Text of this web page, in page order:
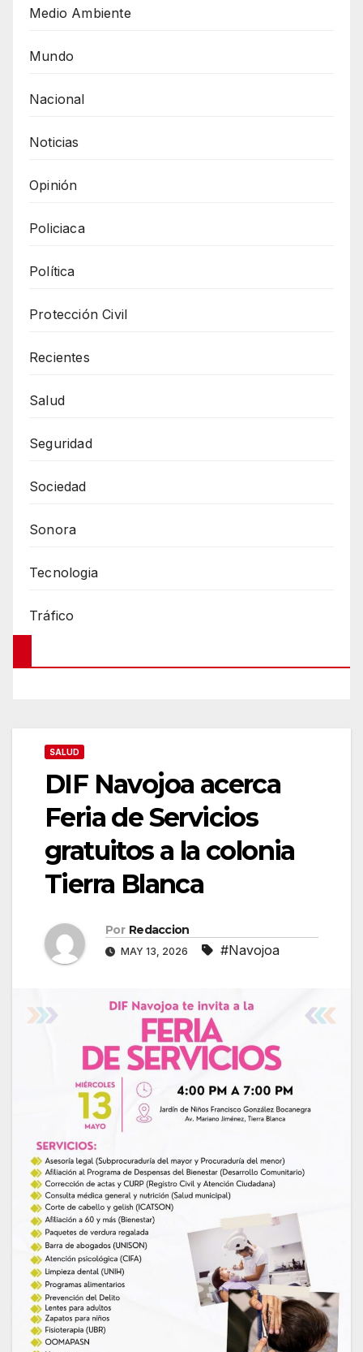
Medio Ambiente
Mundo
Nacional
Noticias
Opinión
Policiaca
Política
Protección Civil
Recientes
Salud
Seguridad
Sociedad
Sonora
Tecnologia
Tráfico
SALUD
DIF Navojoa acerca
Feria de Servicios
gratuitos a la colonia
Tierra Blanca
Por Redaccion
MAY 13, 2026 #Navojoa